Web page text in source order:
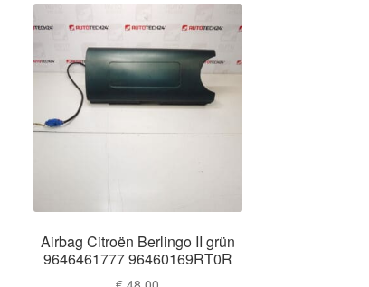
Airbag Citroën Berlingo II grün
9646461777 96460169RT0R